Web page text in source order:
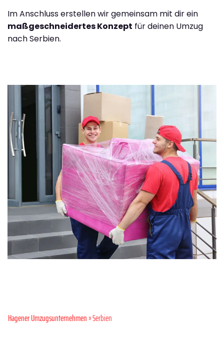
Im Anschluss erstellen wir gemeinsam mit dir ein
maßgeschneidertes Konzept für deinen Umzug
nach Serbien.
Hagener Umzugsunternehmen» Serbien